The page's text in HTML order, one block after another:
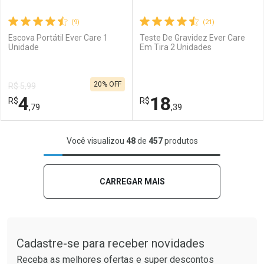
Comprar sem Desconto
Por R$ 23,21/cada
Comprar sem Desconto
Por R$ 23,21/cada
Comprar sem Desconto
Por R$ 33,27/cada
Por R$ 33,27/cada
(9)
Escova Portátil Ever Care 1
Unidade
R$ 5,99
R$4,79
20% OFF
FECHAR
Laboratório
FECHAR
Por Menos
(21)
Teste De Gravidez Ever Care
Em Tira 2 Unidades
R$18,39
Laboratório
Por Menos
Você visualizou 48de 457produtos
CARREGAR MAIS
Cadastre-se para receber novidades
Receba as melhores ofertas e super descontos